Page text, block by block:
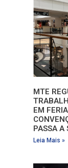
MTE
EM
PASSA A
Leia Mais »